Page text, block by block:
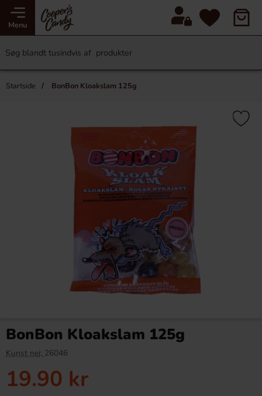
Menu
Startside BonBon Kloakslam 125g
BonBon Kloakslam 125g
Kunst nej: 26046
19.90 kr